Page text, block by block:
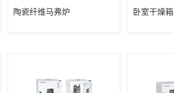
陶瓷纤维马弗炉 卧室干燥箱